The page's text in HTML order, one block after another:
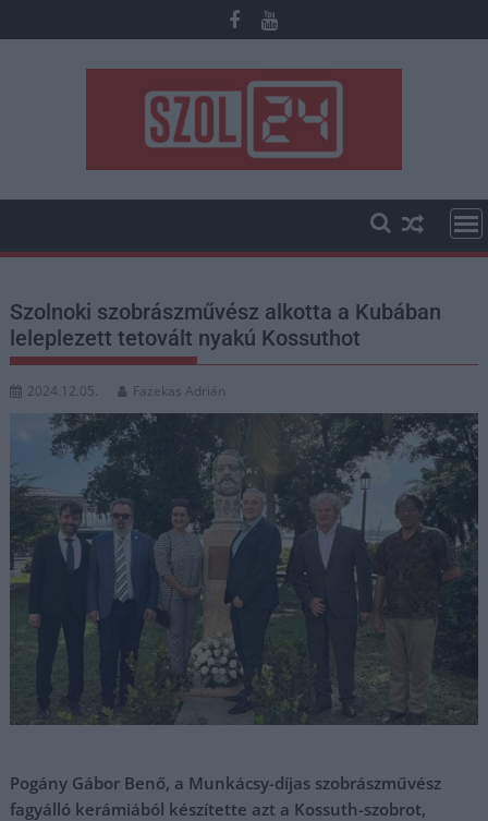
to
Szolnoki szobrászművész alkotta a Kubában
leleplezett tetovált nyakú Kossuthot
2024.12.05. Fazekas Adrián
Pogány Gábor Benő, a Munkácsy-díjas szobrászművész
fagyálló kerámiából készítette azt a Kossuth-szobrot,